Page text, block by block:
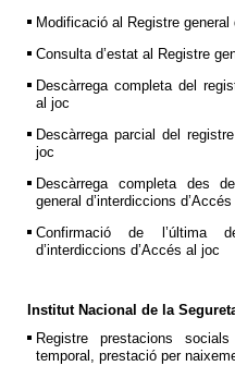
Modificació al Registre general
Consulta d’estat al Registre
Descàrrega completa del
al joc
Descàrrega parcial del
joc
Descàrrega completa des
general d’interdiccions
Confirmació de l’última
d’interdiccions d’Accés al joc
Institut Nacional de la
Registre prestacions
temporal, prestació per